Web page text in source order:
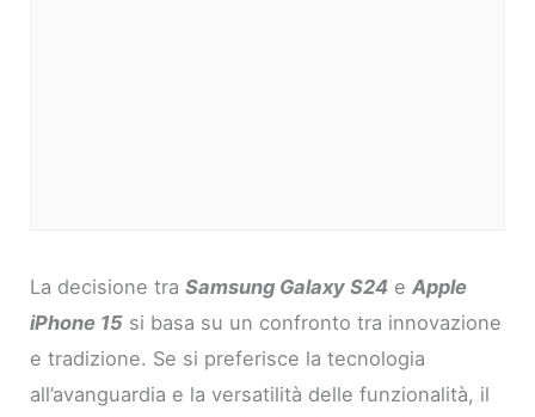
La decisione traSamsung Galaxy S24 eApple
iPhone 15 si basa su un confronto tra innovazione
e tradizione. Se si preferisce la tecnologia
all’avanguardia e la versatilità delle funzionalità, il